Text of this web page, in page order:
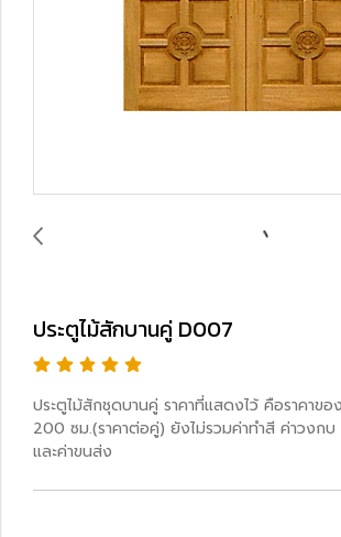
ประตูไม้สักบานคู่ D007
ประตูไม้สักชุดบานคู่ ราคาที่แสดงไว้ คือราคาข
200 ซม.(ราคาต่อคู่) ยังไม่รวมค่าทำสี ค่าวง
และค่าขนส่ง